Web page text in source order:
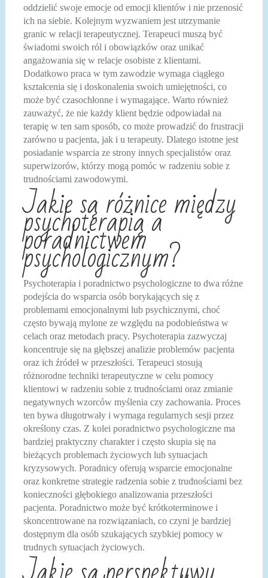
oddzielić swoje emocje od emocji klientów i nie przenosić
ich na siebie. Kolejnym wyzwaniem jest utrzymanie
granic w relacji terapeutycznej. Terapeuci muszą być
świadomi swoich ról i obowiązków oraz unikać
angażowania się w relacje osobiste z klientami.
Dodatkowo praca w tym zawodzie wymaga ciągłego
kształcenia się i doskonalenia swoich umiejętności, co
może być czasochłonne i wymagające. Warto również
zauważyć, że nie każdy klient będzie odpowiadał na
terapię w ten sam sposób, co może prowadzić do frustracji
zarówno u pacjenta, jak i u terapeuty. Dlatego istotne jest
posiadanie wsparcia ze strony innych specjalistów oraz
superwizorów, którzy mogą pomóc w radzeniu sobie z
trudnościami zawodowymi.
Jakie są różnice między
psychoterapią a
poradnictwem
psychologicznym?
Psychoterapia i poradnictwo psychologiczne to dwa różne
podejścia do wsparcia osób borykających się z
problemami emocjonalnymi lub psychicznymi, choć
często bywają mylone ze względu na podobieństwa w
celach oraz metodach pracy. Psychoterapia zazwyczaj
koncentruje się na głębszej analizie problemów pacjenta
oraz ich źródeł w przeszłości. Terapeuci stosują
różnorodne techniki terapeutyczne w celu pomocy
klientowi w radzeniu sobie z trudnościami oraz zmianie
negatywnych wzorców myślenia czy zachowania. Proces
ten bywa długotrwały i wymaga regularnych sesji przez
określony czas. Z kolei poradnictwo psychologiczne ma
bardziej praktyczny charakter i często skupia się na
bieżących problemach życiowych lub sytuacjach
kryzysowych. Poradnicy oferują wsparcie emocjonalne
oraz konkretne strategie radzenia sobie z trudnościami bez
konieczności głębokiego analizowania przeszłości
pacjenta. Poradnictwo może być krótkoterminowe i
skoncentrowane na rozwiązaniach, co czyni je bardziej
dostępnym dla osób szukających szybkiej pomocy w
trudnych sytuacjach życiowych.